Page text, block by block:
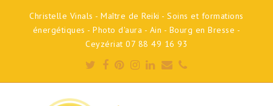
Christelle Vinals - Maître de Reiki - Soins et formations
énergétiques - Photo d'aura - Ain - Bourg en Bresse -
Ceyzériat 07 88 49 16 93
Twitter
Facebook
Pinterest
Instagram
LinkedIn
EmailPhone